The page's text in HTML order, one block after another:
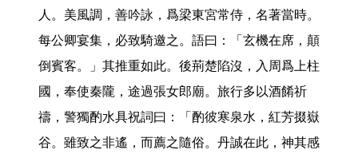
人。美風調，善吟詠，爲梁東宮常侍，名著當時。
每公卿宴集，必致騎邀之。語曰：「玄機在席，顛
倒賓客。」其推重如此。後荊楚陷沒，入周爲上柱
國，奉使秦隴，途過張女郎廟。旅行多以酒餚祈
禱，警獨酌水具祝詞曰：「酌彼寒泉水，紅芳掇嶽
谷。雖致之非遙，而薦之隨俗。丹誠在此，神其感